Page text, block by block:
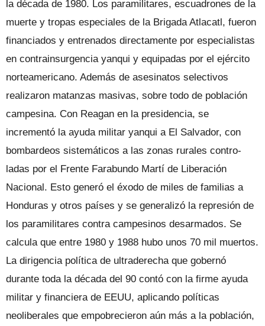
la década de 1980. Los paramilitares, escuadrones de la
muerte y tropas especiales de la Bri­gada Atlacatl, fueron
financiados y en­trenados directamente por especialistas
en contrainsurgencia yanqui y equipa­das por el ejército
norteamericano. Ade­más de asesinatos selectivos
realizaron matanzas masivas, sobre todo de pobla­ción
campesina. Con Reagan en la presi­dencia, se
incrementó la ayuda militar yanqui a El Salvador, con
bombardeos sistemáticos a las zonas rurales contro­
ladas por el Frente Farabundo Martí de Liberación
Nacional. Esto generó el éxodo de miles de familias a
Honduras y otros países y se generalizó la represión de
los paramilitares contra campesinos desar­mados. Se
calcula que entre 1980 y 1988 hubo unos 70 mil muertos.
La dirigen­cia política de ultraderecha que gober­nó
durante toda la década del 90 contó con la firme ayuda
militar y financiera de EEUU, aplicando políticas
neoliberales que empobrecieron aún más a la pobla­ción,